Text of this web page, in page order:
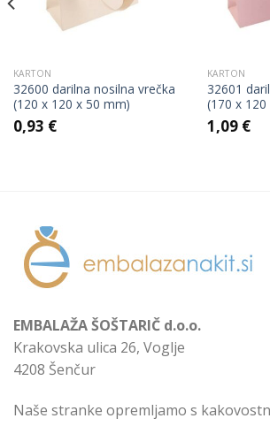
KARTON
32600 darilna nosilna vrečka
(120 x 120 x 50 mm)
0,93 €
KARTON
32601
(170 x
1,09 €
EMBALAŽA ŠOŠTARIČ d.o.o.
Krakovska ulica 26, Voglje
4208 Šenčur
Naše stranke opremljamo s